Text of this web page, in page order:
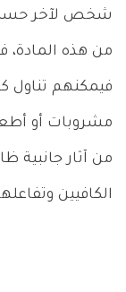
شخص لآخر
من هذه
فيمكنهم تناول
مشروبات أو
من آثار جانبية
الكافيين